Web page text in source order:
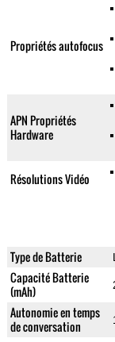
Propriétés autofocus
APN Propriétés
Hardware
Résolutions Vidéo
Type de Batterie
Capacité Batterie
(mAh)
Autonomie en temps
de conversation